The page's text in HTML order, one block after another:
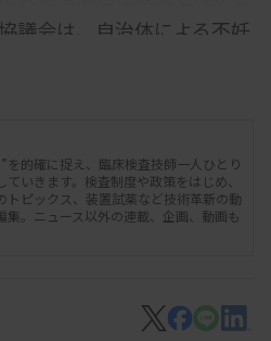
議会は、自治体による不妊
を的確に捉え、臨床検査技師一人ひとり
いきます。検査制度や政策をはじめ、
トピックス、装置試薬など技術革新の動
集。ニュース以外の連載、企画、動画も